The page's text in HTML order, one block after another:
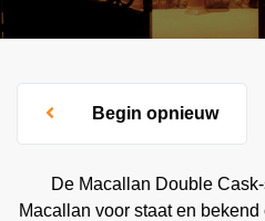
Begin opnieuw
De Macallan Double
Macallan voor staat en